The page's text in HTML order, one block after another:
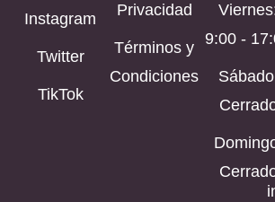
Instagram
Twitter
TikTok
Privacidad
Términos y
Condiciones
9:00 -